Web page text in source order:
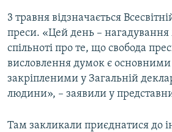
СВІДЧЕННЯ ОКУПАЦІЇ
УКРАЇНСЬКА ПРОБЛЕМА КРИМУ
ІНФОГРАФІКА
Qırımtatar
3 травня відзначається
преси. «Цей день –
спільноті про те, що свобода
висловлення думок є
закріпленими у Загальній
людини», – заявили у
Там закликали приєднатися до